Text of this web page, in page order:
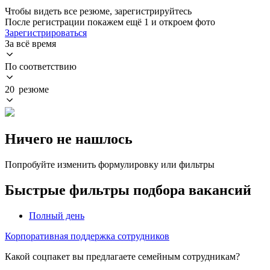
Чтобы видеть все резюме, зарегистрируйтесь
После регистрации покажем ещё 1 и откроем фото
Зарегистрироваться
За всё время
По соответствию
20 резюме
Ничего не нашлось
Попробуйте изменить формулировку или фильтры
Быстрые фильтры подбора вакансий
Полный день
Корпоративная поддержка сотрудников
Какой соцпакет вы предлагаете семейным сотрудникам?